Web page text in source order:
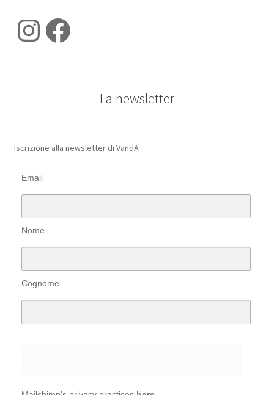
Instagram
Facebook
La newsletter
Iscrizione alla newsletter di VandA
Email
Nome
Cognome